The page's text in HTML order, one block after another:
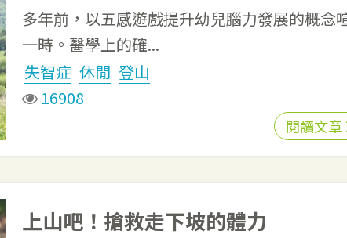
多年前，以五感遊戲提升幼兒腦力發展的概念
一時。醫學上的確...
失智症 休閒 登山
16908
閱讀文章
上山吧！搶救走下坡的體力